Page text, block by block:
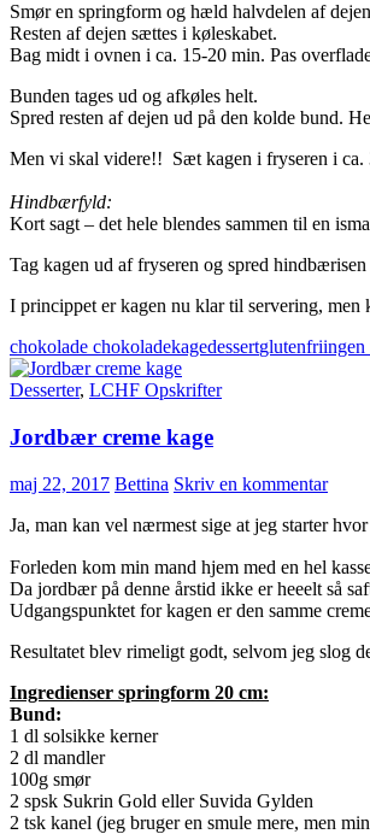
Smør en springform og hæld halvdelen af
Resten af dejen sættes i køleskabet.
Bag midt i ovnen i ca. 15-20 min. Pas
Bunden tages ud og afkøles helt.
Spred resten af dejen ud på den kolde bund.
Men vi skal videre!! Sæt kagen i fryseren i ca.
Hindbærfyld:
Kort sagt – det hele blendes sammen til en
Tag kagen ud af fryseren og spred hindbærisen
I princippet er kagen nu klar til servering, men
chokolade chokoladekagedessertglutenfriingen
Desserter, LCHF Opskrifter
Jordbær creme kage
maj 22, 2017 Bettina Skriv en kommentar
Ja, man kan vel nærmest sige at jeg starter
Forleden kom min mand hjem med en hel
Da jordbær på denne årstid ikke er heeelt så
Udgangspunktet for kagen er den samme
Resultatet blev rimeligt godt, selvom jeg slog
Ingredienser springform 20 cm:
Bund:
1 dl solsikke kerner
2 dl mandler
100g smør
2 spsk Sukrin Gold eller Suvida Gylden
2 tsk kanel (jeg bruger en smule mere, men